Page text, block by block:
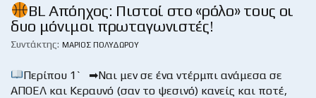
BL Απόηχος: Πιστοί στο «ρόλο» τους οι
δυο μόνιμοι πρωταγωνιστές!
Συντάκτης: ΜΆΡΙΟΣ ΠΟΛΥΔΏΡΟΥ
Περίπου 1` ➡Ναι μεν σε ένα ντέρμπι ανάμεσα σε
ΑΠΟΕΛ και Κεραυνό (σαν το ψεσινό) κανείς και ποτέ,